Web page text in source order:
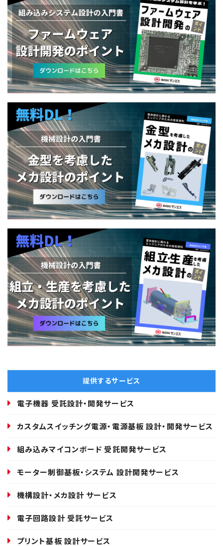
提供するサービス
電子機器 受託設計・開発サービス
カスタムスイッチング電源・電源基板 設計・開発サービス
組み込みマイコンボード 受託開発サービス
モーター制御基板・システム 設計開発サービス
機構設計・メカ設計 サービス
電子回路設計 受託サービス
プリント基板 設計サービス